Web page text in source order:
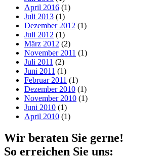
April 2016 (1)
Juli 2013 (1)
Dezember 2012 (1)
Juli 2012 (1)
März 2012 (2)
November 2011 (1)
Juli 2011 (2)
Juni 2011 (1)
Februar 2011 (1)
Dezember 2010 (1)
November 2010 (1)
Juni 2010 (1)
April 2010 (1)
Wir beraten Sie gerne!
So erreichen Sie uns: